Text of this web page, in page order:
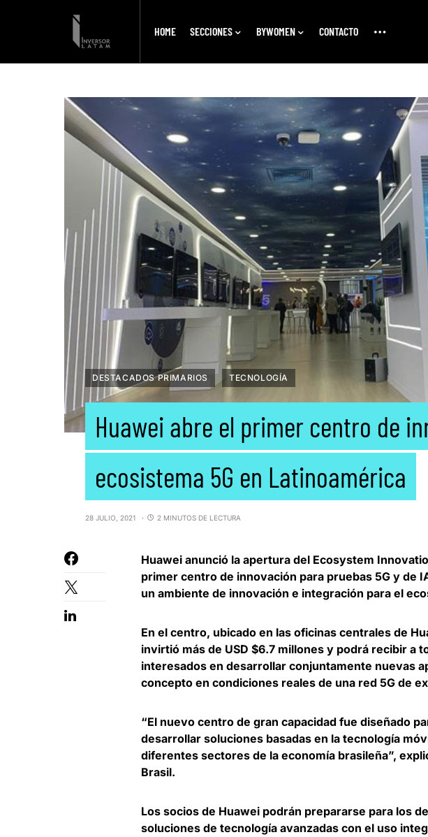
HOME SECCIONES BYWOMEN CONTACTO
DESTACADOS PRIMARIOS TECNOLOGÍA
Huawei abre el primer centro de
ecosistema 5G en Latinoamérica
28 JULIO, 2021 2 MINUTOS DE LECTURA
Huawei anunció la apertura del Ecosystem
primer centro de innovación para pruebas 5G y de
un ambiente de innovación e integración para el
En el centro, ubicado en las oficinas centrales de
invirtió más de USD $6.7 millones y podrá recibir a
interesados en desarrollar conjuntamente nuevas
concepto en condiciones reales de una red 5G de
“El nuevo centro de gran capacidad fue diseñado
desarrollar soluciones basadas en la tecnología
diferentes sectores de la economía brasileña”,
Brasil.
Los socios de Huawei podrán prepararse para los
soluciones de tecnología avanzadas con el uso